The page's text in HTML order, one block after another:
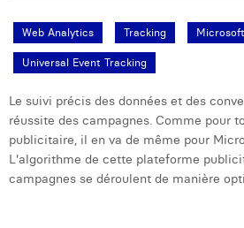
Web Analytics Tracking Microsoft
Universal Event Tracking
Le suivi précis des données et des
réussite des campagnes. Comme pour
publicitaire, il en va de même pour
L'algorithme de cette plateforme
campagnes se déroulent de manière